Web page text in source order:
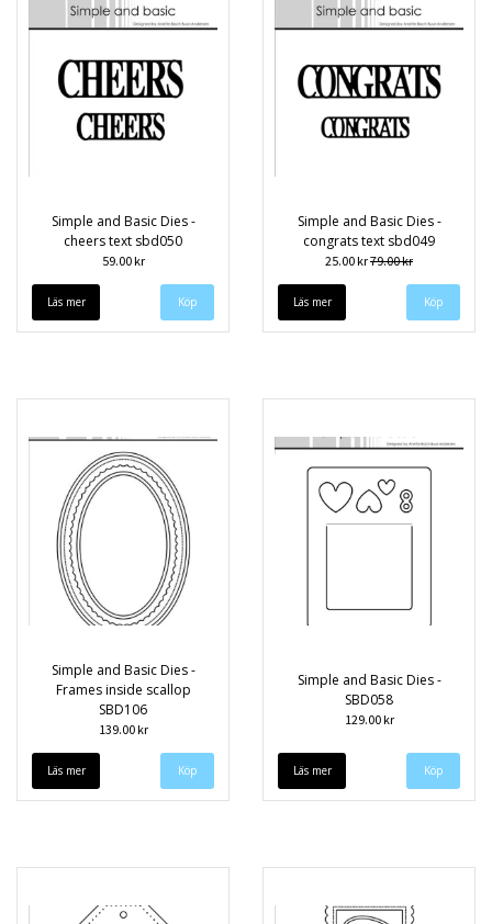
Simple and Basic Dies -
cheers text sbd050
59.00 kr
Läs mer
Simple and Basic Dies -
congrats text sbd049
25.00 kr79.00 kr
Läs mer
Simple and Basic Dies -
Frames inside scallop
SBD106
139.00 kr
Läs mer
Simple and Basic Dies -
SBD058
129.00 kr
Läs mer